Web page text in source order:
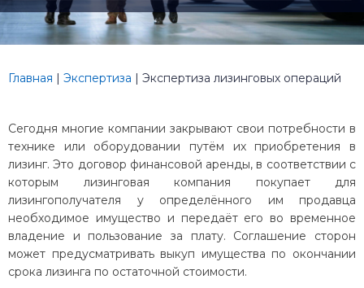
Главная | Экспертиза | Экспертиза лизинговых операций
Сегодня многие компании закрывают свои потребности в
технике или оборудовании путём их приобретения в
лизинг. Это договор финансовой аренды, в соответствии с
которым лизинговая компания покупает для
лизингополучателя у определённого им продавца
необходимое имущество и передаёт его во временное
владение и пользование за плату. Соглашение сторон
может предусматривать выкуп имущества по окончании
срока лизинга по остаточной стоимости.